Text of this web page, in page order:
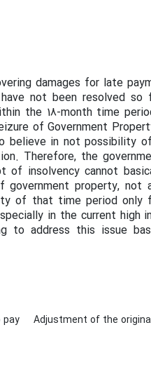
damages for late
not been resolved
the 18-month time
of Government
believe in not possibility
Therefore, the
of insolvency cannot
property, not
of that time period
in the current high
to address this issue
pay Adjustment of the